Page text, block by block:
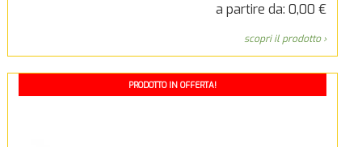
a partire da: 0,00 €
scopri il prodotto ›
PRODOTTO IN OFFERTA!